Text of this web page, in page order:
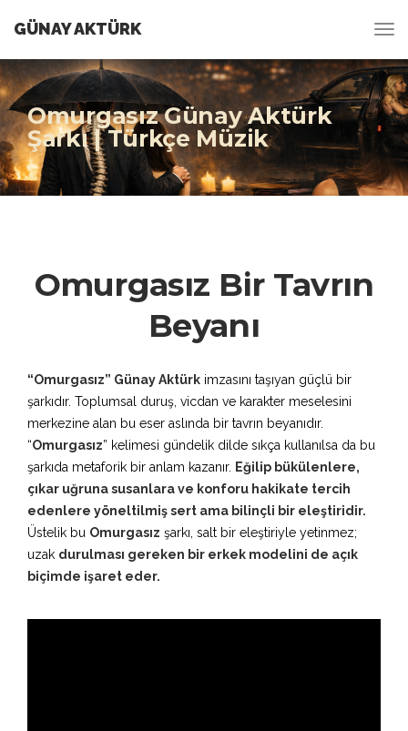
GÜNAY AKTÜRK
Omurgasız Günay Aktürk
Şarkı | Türkçe Müzik
Omurgasız Bir Tavrın
Beyanı
“Omurgasız” Günay Aktürk imzasını taşıyan güçlü bir
şarkıdır. Toplumsal duruş, vicdan ve karakter meselesini
merkezine alan bu eser aslında bir tavrın beyanıdır.
“Omurgasız” kelimesi gündelik dilde sıkça kullanılsa da bu
şarkıda metaforik bir anlam kazanır. Eğilip bükülenlere,
çıkar uğruna susanlara ve konforu hakikate tercih
edenlere yöneltilmiş sert ama bilinçli bir eleştiridir.
Üstelik bu Omurgasız şarkı, salt bir eleştiriyle yetinmez;
uzak durulması gereken bir erkek modelini de açık
biçimde işaret eder.